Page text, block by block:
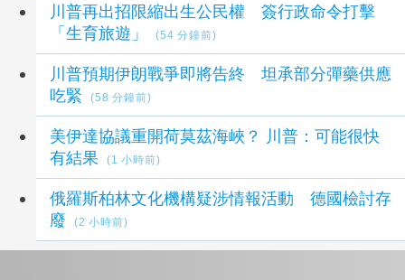
川普再出招限縮出生公民權 簽行政命令打擊
「生育旅遊」
(54 分鐘前)
川普預期伊朗戰爭即將告終 坦承部分彈藥供應
吃緊
(58 分鐘前)
美伊達協議重開荷莫茲海峽？ 川普：可能很快
有結果
(1 小時前)
俄羅斯柏林文化機構疑涉情報活動 德國檢討存
廢
(2 小時前)